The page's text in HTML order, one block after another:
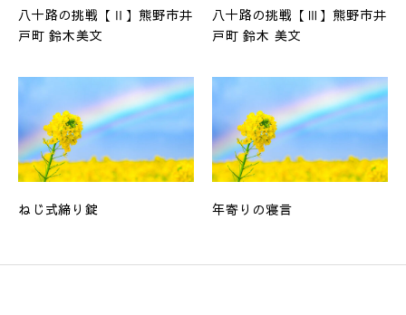
八十路の挑戦【Ⅱ】熊野市井
戸町 鈴木美文
八十路の挑戦【Ⅲ】熊野市井
戸町 鈴木 美文
ねじ式締り錠 年寄りの寝言